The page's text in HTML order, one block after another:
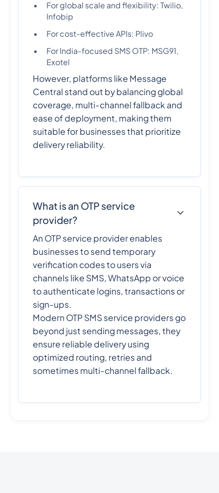
For global scale and flexibility: Twilio,
Infobip
For cost-effective APIs: Plivo
For India-focused SMS OTP: MSG91,
Exotel
However, platforms like Message
Central stand out by balancing global
coverage, multi-channel fallback and
ease of deployment, making them
suitable for businesses that prioritize
delivery reliability.
What is an OTP service
provider?
An OTP service provider enables
businesses to send temporary
verification codes to users via
channels like SMS, WhatsApp or voice
to authenticate logins, transactions or
sign-ups.
Modern OTP SMS service providers go
beyond just sending messages, they
ensure reliable delivery using
optimized routing, retries and
sometimes multi-channel fallback.